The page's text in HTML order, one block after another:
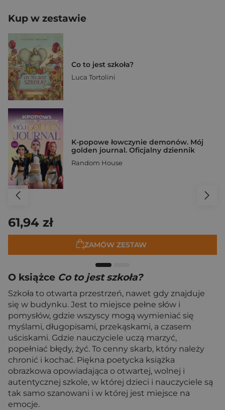
Kup w zestawie
Co to jest szkoła?
Luca Tortolini
K-popowe łowczynie demonów. Mój
golden journal. Oficjalny dziennik
Random House
61,94 zł
ZAMÓW ZESTAW
O książce Co to jest szkoła?
Szkoła to otwarta przestrzeń, nawet gdy znajduje
się w budynku. Jest to miejsce pełne słów i
pomysłów, gdzie wszyscy mogą wymieniać się
myślami, długopisami, przekąskami, a czasem
uściskami. Gdzie nauczyciele uczą marzyć,
popełniać błędy, żyć. To cenny skarb, który należy
chronić i kochać. Piękna poetycka książka
obrazkowa opowiadająca o otwartej, wolnej i
autentycznej szkole, w której dzieci i nauczyciele są
tak samo szanowani i w której jest miejsce na
emocje.